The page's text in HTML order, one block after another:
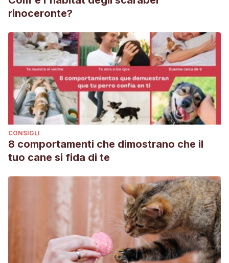
rinoceronte?
CONSIGLI
8 comportamenti che dimostrano che il
tuo cane si fida di te